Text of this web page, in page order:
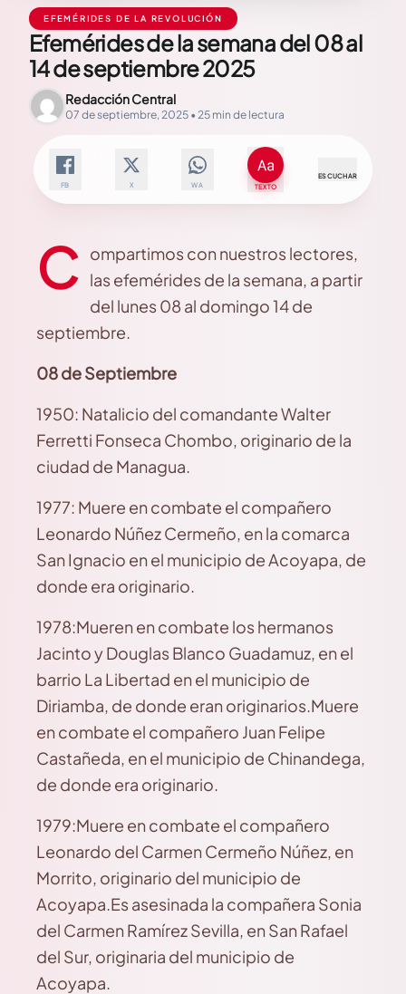
EFEMÉRIDES DE LA REVOLUCIÓN
Efemérides de la semana del 08 al
14 de septiembre 2025
Redacción Central
07 de septiembre, 2025 • 25 min de lectura
FB X WA TEXTO
ESCUCHAR
C ompartimos con nuestros lectores,
las efemérides de la semana, a partir
del lunes 08 al domingo 14 de
septiembre.
08 de Septiembre
1950: Natalicio del comandante Walter
Ferretti Fonseca Chombo, originario de la
ciudad de Managua.
1977: Muere en combate el compañero
Leonardo Núñez Cermeño, en la comarca
San Ignacio en el municipio de Acoyapa, de
donde era originario.
1978:Mueren en combate los hermanos
Jacinto y Douglas Blanco Guadamuz, en el
barrio La Libertad en el municipio de
Diriamba, de donde eran originarios.Muere
en combate el compañero Juan Felipe
Castañeda, en el municipio de Chinandega,
de donde era originario.
1979:Muere en combate el compañero
Leonardo del Carmen Cermeño Núñez, en
Morrito, originario del municipio de
Acoyapa.Es asesinada la compañera Sonia
del Carmen Ramírez Sevilla, en San Rafael
del Sur, originaria del municipio de
Acoyapa.